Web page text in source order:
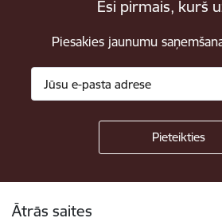
Esi pirmais, kurš
Piesakies jaunumu
Ātrās saites